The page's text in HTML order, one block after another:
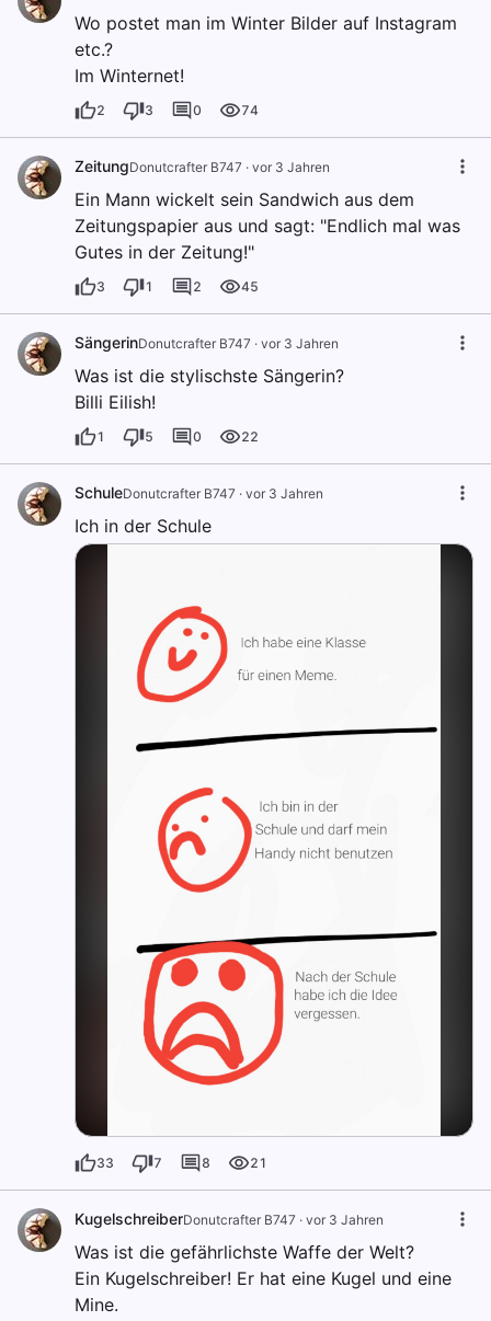
Wo postet man im Winter Bilder auf Instagram
etc.?
Im Winternet!
2 3 0 74
ZeitungDonutcrafter B747 · vor 3 Jahren
Ein Mann wickelt sein Sandwich aus dem
Zeitungspapier aus und sagt: "Endlich mal was
Gutes in der Zeitung!"
3 1 2 45
SängerinDonutcrafter B747 · vor 3 Jahren
Was ist die stylischste Sängerin?
Billi Eilish!
1 5 0 22
SchuleDonutcrafter B747 · vor 3 Jahren
Ich in der Schule
33 7 8 21
KugelschreiberDonutcrafter B747 · vor 3 Jahren
Was ist die gefährlichste Waffe der Welt?
Ein Kugelschreiber! Er hat eine Kugel und eine
Mine.